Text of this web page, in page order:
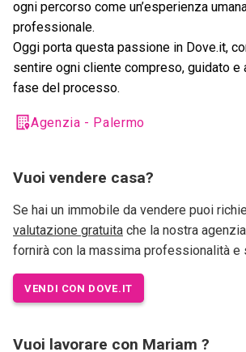
ogni percorso come un’esperienza
professionale.
Oggi porta questa passione in Dove.it,
sentire ogni cliente compreso, guidato e
fase del processo.
Agenzia - Palermo
Vuoi vendere casa?
Se hai un immobile da vendere puoi
valutazione gratuita che la nostra
fornirà con la massima professionalità e
VENDI CON DOVE.IT
Vuoi lavorare con Mariam ?